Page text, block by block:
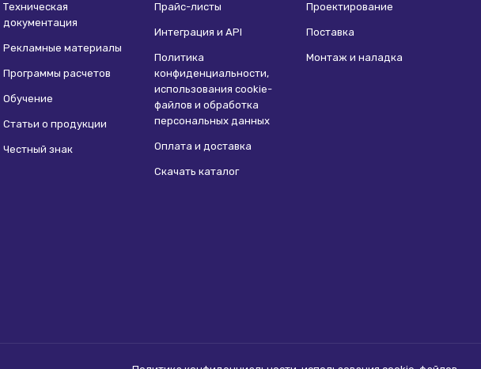
Техническая
документация
Рекламные материалы
Программы расчетов
Обучение
Статьи о продукции
Честный знак
Прайс-листы
Интеграция и API
Политика
конфиденциальности,
использования сookie-
файлов и обработка
персональных данных
Оплата и доставка
Скачать каталог
Проектирование
Поставка
Монтаж и наладка